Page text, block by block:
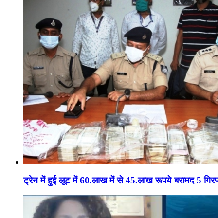
ट्रेन में हुई लूट में 60.लाख में से 45.लाख रूपये बरामद 5